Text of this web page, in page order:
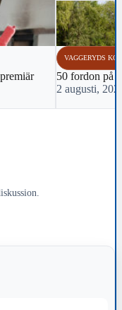
VAGGERYDS
50 fordon på
2 augusti,